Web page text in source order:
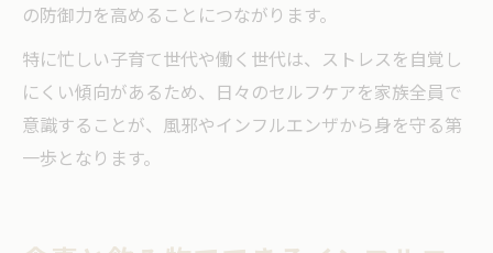
の防御力を高めることにつながります。
特に忙しい子育て世代や働く世代は、ストレスを自覚し
にくい傾向があるため、日々のセルフケアを家族全員で
意識することが、風邪やインフルエンザから身を守る第
一歩となります。